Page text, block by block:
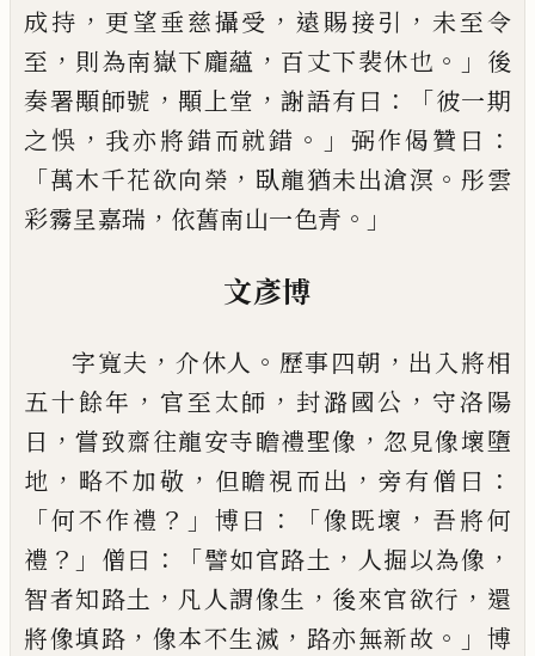
成持 ， 更望垂慈攝受 ， 遠賜接引 ， 未至令
至 ， 則為南嶽下龐蘊 ， 百丈下裴休也 。」 後
奏署顒師號 ， 顒上堂 ，謝語有曰 ：「彼一期
之悞 ， 我亦將錯而就錯 。」 弼作偈贊曰 ：
「萬木千花欲向榮 ， 臥龍猶未出滄溟 。 彤雲
彩霧呈嘉瑞 ， 依舊南山一色青 。」
文彥博
字寬夫 ， 介休人 。 歷事四朝 ， 出入將相
五十餘年 ， 官至太師 ， 封潞國公 ， 守洛陽
日 ，嘗致齋往龍安寺瞻禮聖像 ， 忽見像壞墮
地 ， 略不加敬 ， 但瞻視而出 ， 旁有僧曰 ：
「何不作禮 ？」 博曰 ：「像既壞 ， 吾將何
禮 ？」 僧曰 ：「譬如官路土 ， 人掘以為像 ，
智者知路土 ， 凡人謂像生 ， 後來官欲行 ， 還
將像填路 ， 像本不生滅 ， 路亦無新故 。」 博